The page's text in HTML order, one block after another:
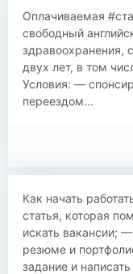
Оплачиваемая
свободный
здравоохранения,
двух лет, в том
Условия: —
переездом...
Как начать
статья, которая
искать вакансии;
резюме и
задание и